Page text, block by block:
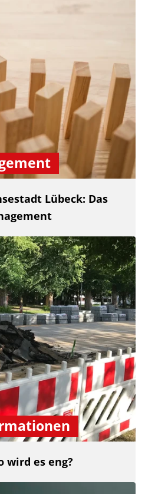
Lübeck: Das
wird es eng?